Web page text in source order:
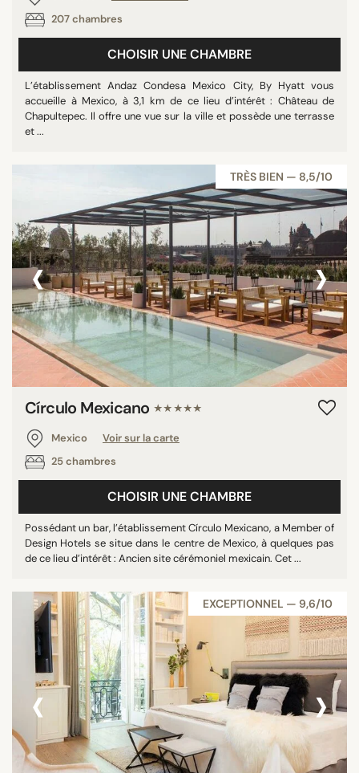
207 chambres
CHOISIR UNE CHAMBRE
L’établissement Andaz Condesa Mexico City, By Hyatt vous
accueille à Mexico, à 3,1 km de ce lieu d’intérêt : Château de
Chapultepec. Il offre une vue sur la ville et possède une terrasse
et ...
TRÈS BIEN — 8,5/10
‹ ›
Círculo Mexicano ★★★★★
Mexico
Voir sur la carte
25 chambres
CHOISIR UNE CHAMBRE
Possédant un bar, l’établissement Círculo Mexicano, a Member of
Design Hotels se situe dans le centre de Mexico, à quelques pas
de ce lieu d’intérêt : Ancien site cérémoniel mexicain. Cet ...
EXCEPTIONNEL — 9,6/10
‹ ›